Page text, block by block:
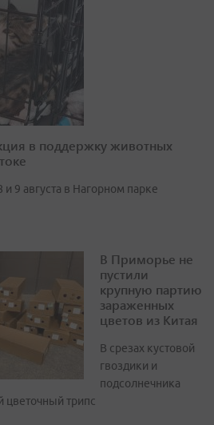
в поддержку животных
9 августа в Нагорном парке
В Приморье не
пустили
крупную партию
зараженных
цветов из Китая
В срезах кустовой
гвоздики и
подсолнечника
трипс